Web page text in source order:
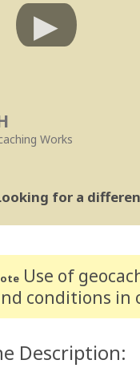
Works
for a
Use of
conditions in
Description: